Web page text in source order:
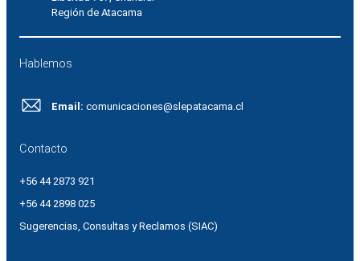
Región de Atacama
Hablemos
Email: comunicaciones@slepatacama.cl
Contacto
+56 44 2873 921
+56 44 2898 025
Sugerencias, Consultas y Reclamos (SIAC)